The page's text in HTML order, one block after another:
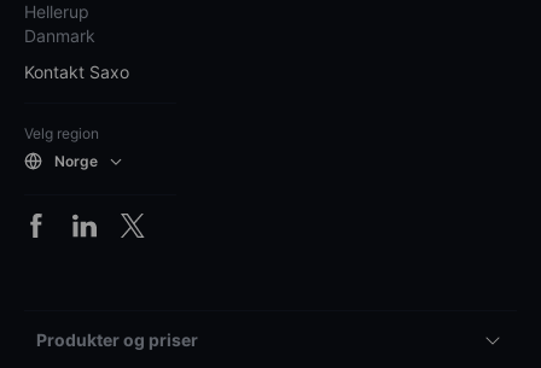
Hellerup
Danmark
Kontakt Saxo
Velg region
Norge
Produkter og priser